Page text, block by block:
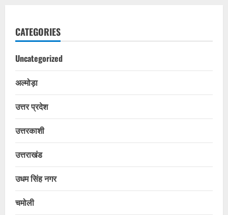
CATEGORIES
Uncategorized
अल्मोड़ा
उत्तर प्रदेश
उत्तरकाशी
उत्तराखंड
उधम सिंह नगर
चमोली